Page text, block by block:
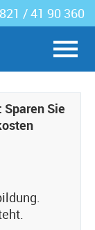
/ 41 90 360
Sie